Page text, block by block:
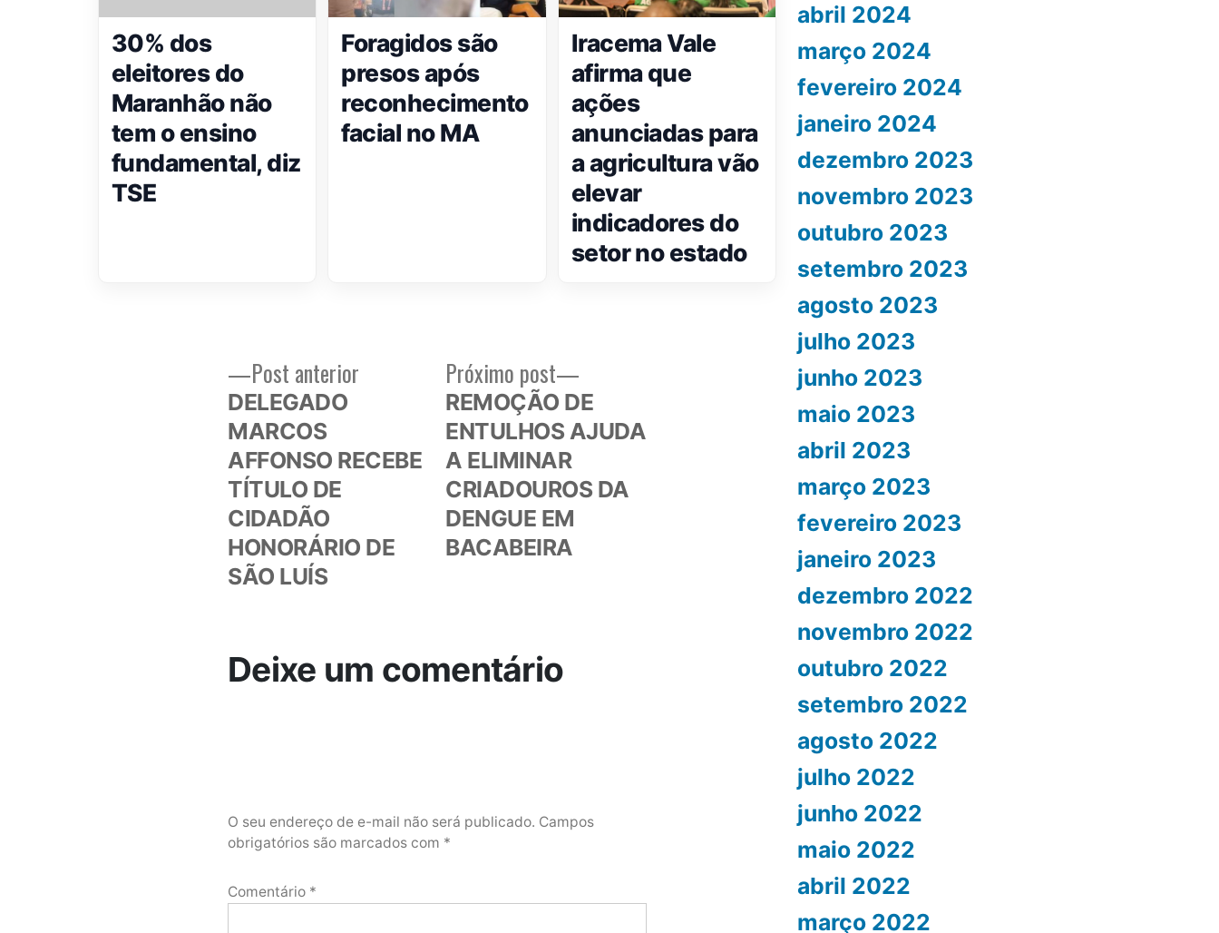
30% dos
eleitores do
Maranhão não
tem o ensino
fundamental, diz
TSE
Foragidos são
presos após
reconhecimento
facial no MA
Iracema Vale
afirma que
ações
anunciadas para
a agricultura vão
elevar
indicadores do
setor no estado
Navegação
Post anterior
DELEGADO
MARCOS
AFFONSO RECEBE
TÍTULO DE
CIDADÃO
HONORÁRIO DE
SÃO LUÍS
Próximo post
post:
REMOÇÃO DE
ENTULHOS AJUDA
A ELIMINAR
CRIADOUROS DA
DENGUE EM
BACABEIRA
Deixe um comentário
O seu endereço de e-mail não será publicado. Campos
obrigatórios são marcados com *
Comentário *
abril 2024
março 2024
fevereiro 2024
janeiro 2024
dezembro 2023
novembro 2023
outubro 2023
setembro 2023
agosto 2023
julho 2023
junho 2023
maio 2023
abril 2023
março 2023
fevereiro 2023
janeiro 2023
dezembro 2022
novembro 2022
outubro 2022
setembro 2022
agosto 2022
julho 2022
junho 2022
maio 2022
abril 2022
março 2022